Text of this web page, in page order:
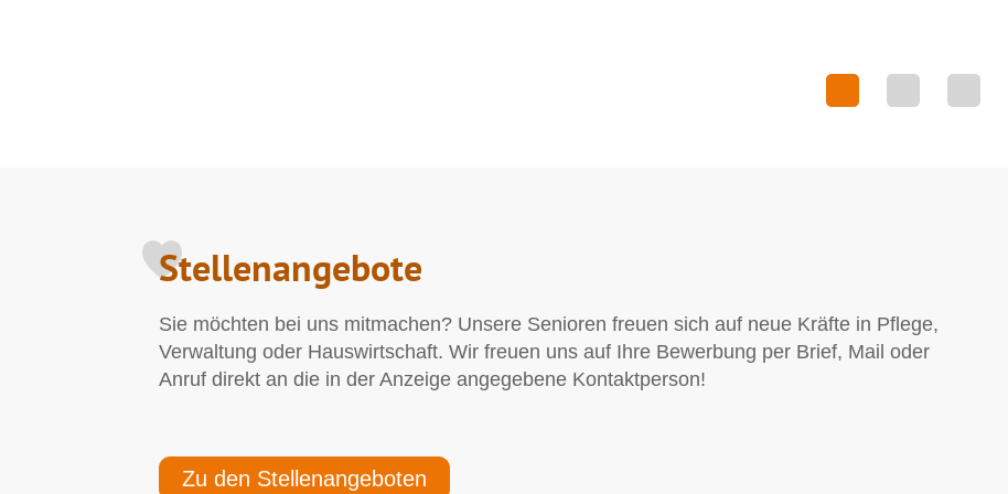
Stellenangebote
Sie möchten bei uns mitmachen? Unsere Senioren freuen sich auf neue Kräfte in Pflege,
Verwaltung oder Hauswirtschaft. Wir freuen uns auf Ihre Bewerbung per Brief, Mail oder
Anruf direkt an die in der Anzeige angegebene Kontaktperson!
Zu den Stellenangeboten